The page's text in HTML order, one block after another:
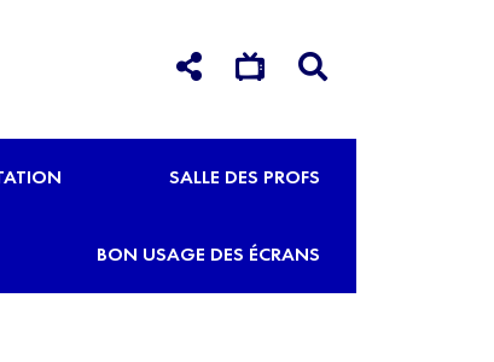
SALLE DES PROFS
BON USAGE DES ÉCRANS